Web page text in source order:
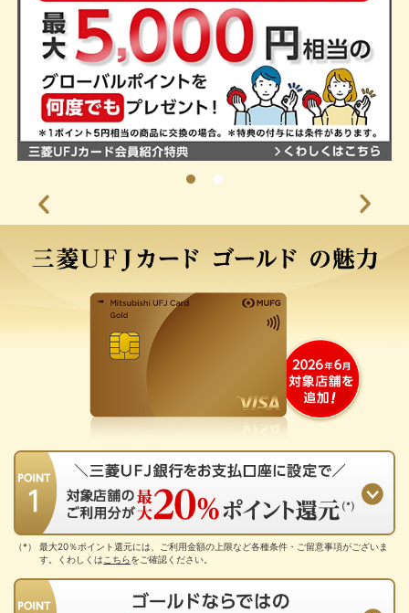
最大20％ポイント還元には、ご利用金額の上限など各種条件・ご留意事項がございま
す。くわしくは こちらをご確認ください。